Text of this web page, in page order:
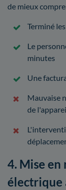
de mieux
Terminé
Le
minutes
Une
Mauvaise
de
4. Mise
électrique